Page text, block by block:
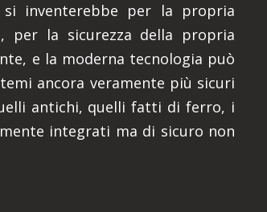
si inventerebbe per la propria
per la sicurezza della propria
e la moderna tecnologia può
ancora veramente più sicuri
antichi, quelli fatti di ferro, i
integrati ma di sicuro non